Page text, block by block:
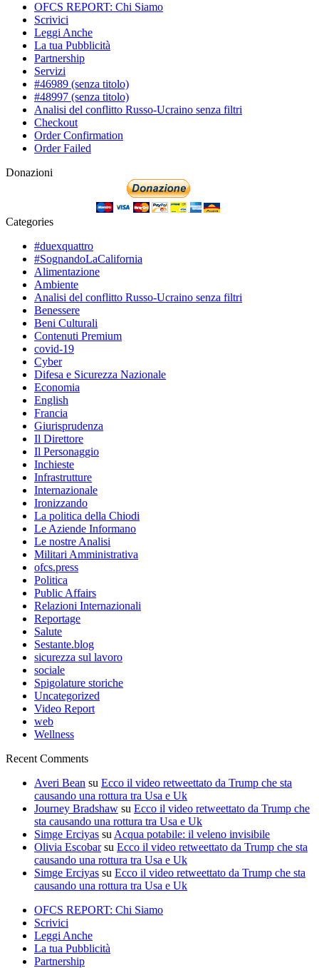
OFCS REPORT: Chi Siamo
Scrivici
Leggi Anche
La tua Pubblicità
Partnership
Servizi
#46989 (senza titolo)
#48997 (senza titolo)
Analisi del conflitto Russo-Ucraino senza filtri
Checkout
Order Confirmation
Order Failed
Donazioni
Categories
#duexquattro
#SognandoLaCalifornia
Alimentazione
Ambiente
Analisi del conflitto Russo-Ucraino senza filtri
Benessere
Beni Culturali
Contenuti Premium
covid-19
Cyber
Difesa e Sicurezza Nazionale
Economia
English
Francia
Giurisprudenza
Il Direttore
Il Personaggio
Inchieste
Infrastrutture
Internazionale
Ironizzando
La politica della Chiodi
Le Aziende Informano
Le nostre Analisi
Militari Amministrativa
ofcs.press
Politica
Public Affairs
Relazioni Internazionali
Reportage
Salute
Sestante.blog
sicurezza sul lavoro
sociale
Spigolature storiche
Uncategorized
Video Report
web
Wellness
Recent Comments
Averi Bean su Ecco il video retweettato da Trump che sta
causando una rottura tra Usa e Uk
Journey Bradshaw su Ecco il video retweettato da Trump che
sta causando una rottura tra Usa e Uk
Simge Erciyas su Acqua potabile: il veleno invisibile
Olivia Escobarsu Ecco il video retweettato da Trump che sta
causando una rottura tra Usa e Uk
Simge Erciyas su Ecco il video retweettato da Trump che sta
causando una rottura tra Usa e Uk
OFCS REPORT: Chi Siamo
Scrivici
Leggi Anche
La tua Pubblicità
Partnership